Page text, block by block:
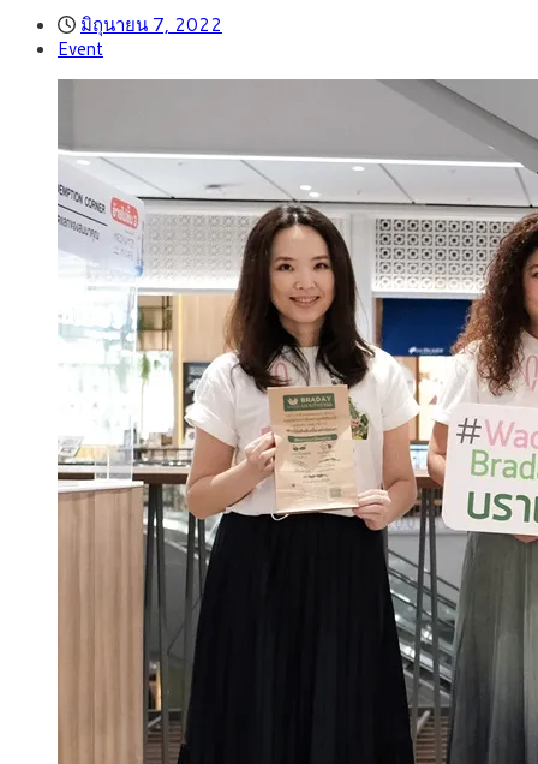
มิถุนายน 7, 2022
Event